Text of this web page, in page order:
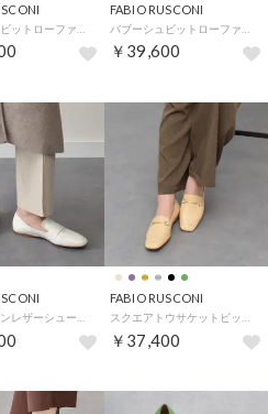
FABIO RUSCONI
￥39,600
FABIO RUSCONI
￥37,400